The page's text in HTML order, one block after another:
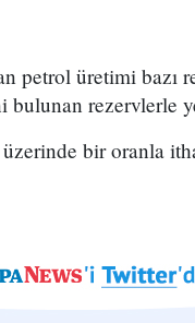
petrol üretimi bazı
rezervlerle
bir oranla